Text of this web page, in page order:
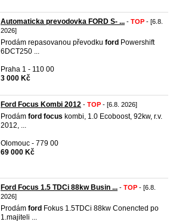
Automaticka prevodovka FORD S- ... - TOP - [6.8.
2026]
Prodám repasovanou převodku ford Powershift
6DCT250 ...
Praha 1 - 110 00
3 000 Kč
Ford Focus Kombi 2012 - TOP - [6.8. 2026]
Prodám ford focus kombi, 1.0 Ecoboost, 92kw, r.v.
2012, ...
Olomouc - 779 00
69 000 Kč
Ford Focus 1.5 TDCi 88kw Busin ... - TOP - [6.8.
2026]
Prodám ford Fokus 1.5TDCi 88kw Conencted po
1.majiteli ...